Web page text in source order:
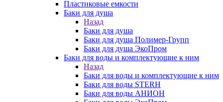
Пластиковые емкости
Баки для душа
Назад
Баки для душа
Баки для душа Полимер-Групп
Баки для душа ЭкоПром
Баки для воды и комплектующие к ним
Назад
Баки для воды и комплектующие к ним
Баки для воды STERH
Баки для воды АНИОН